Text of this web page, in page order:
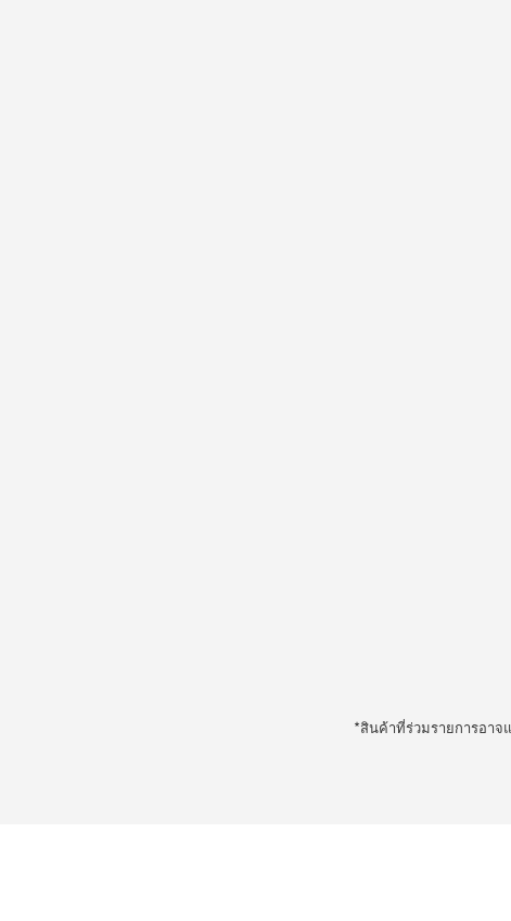
*สินค้าที่ร่วมรายการอา